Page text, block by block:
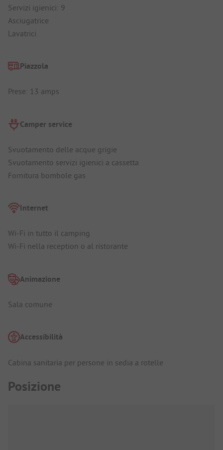
Servizi igienici: 9
Asciugatrice
Lavatrici
Piazzola
Prese: 13 amps
Camper service
Svuotamento delle acque grigie
Svuotamento servizi igienici a cassetta
Fornitura bombole gas
Internet
Wi-Fi in tutto il camping
Wi-Fi nella reception o al ristorante
Animazione
Sala comune
Accessibilità
Cabina sanitaria per persone in sedia a rotelle
Posizione